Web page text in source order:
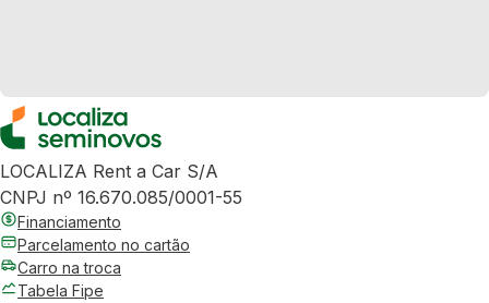
LOCALIZA Rent a Car S/A
CNPJ nº 16.670.085/0001-55
Financiamento
Parcelamento no cartão
Carro na troca
Tabela Fipe